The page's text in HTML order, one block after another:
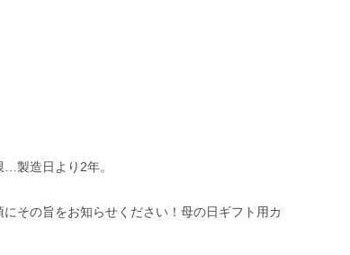
製造日より2年。
その旨をお知らせください！母の日ギフト用カ